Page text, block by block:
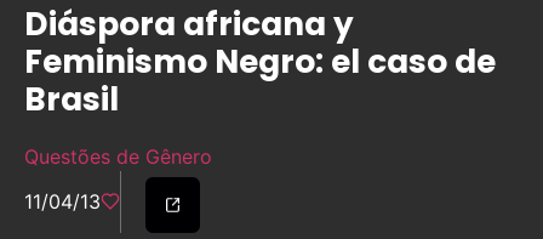
Diáspora africana y
Feminismo Negro: el caso de
Brasil
Questões de Gênero
11/04/13